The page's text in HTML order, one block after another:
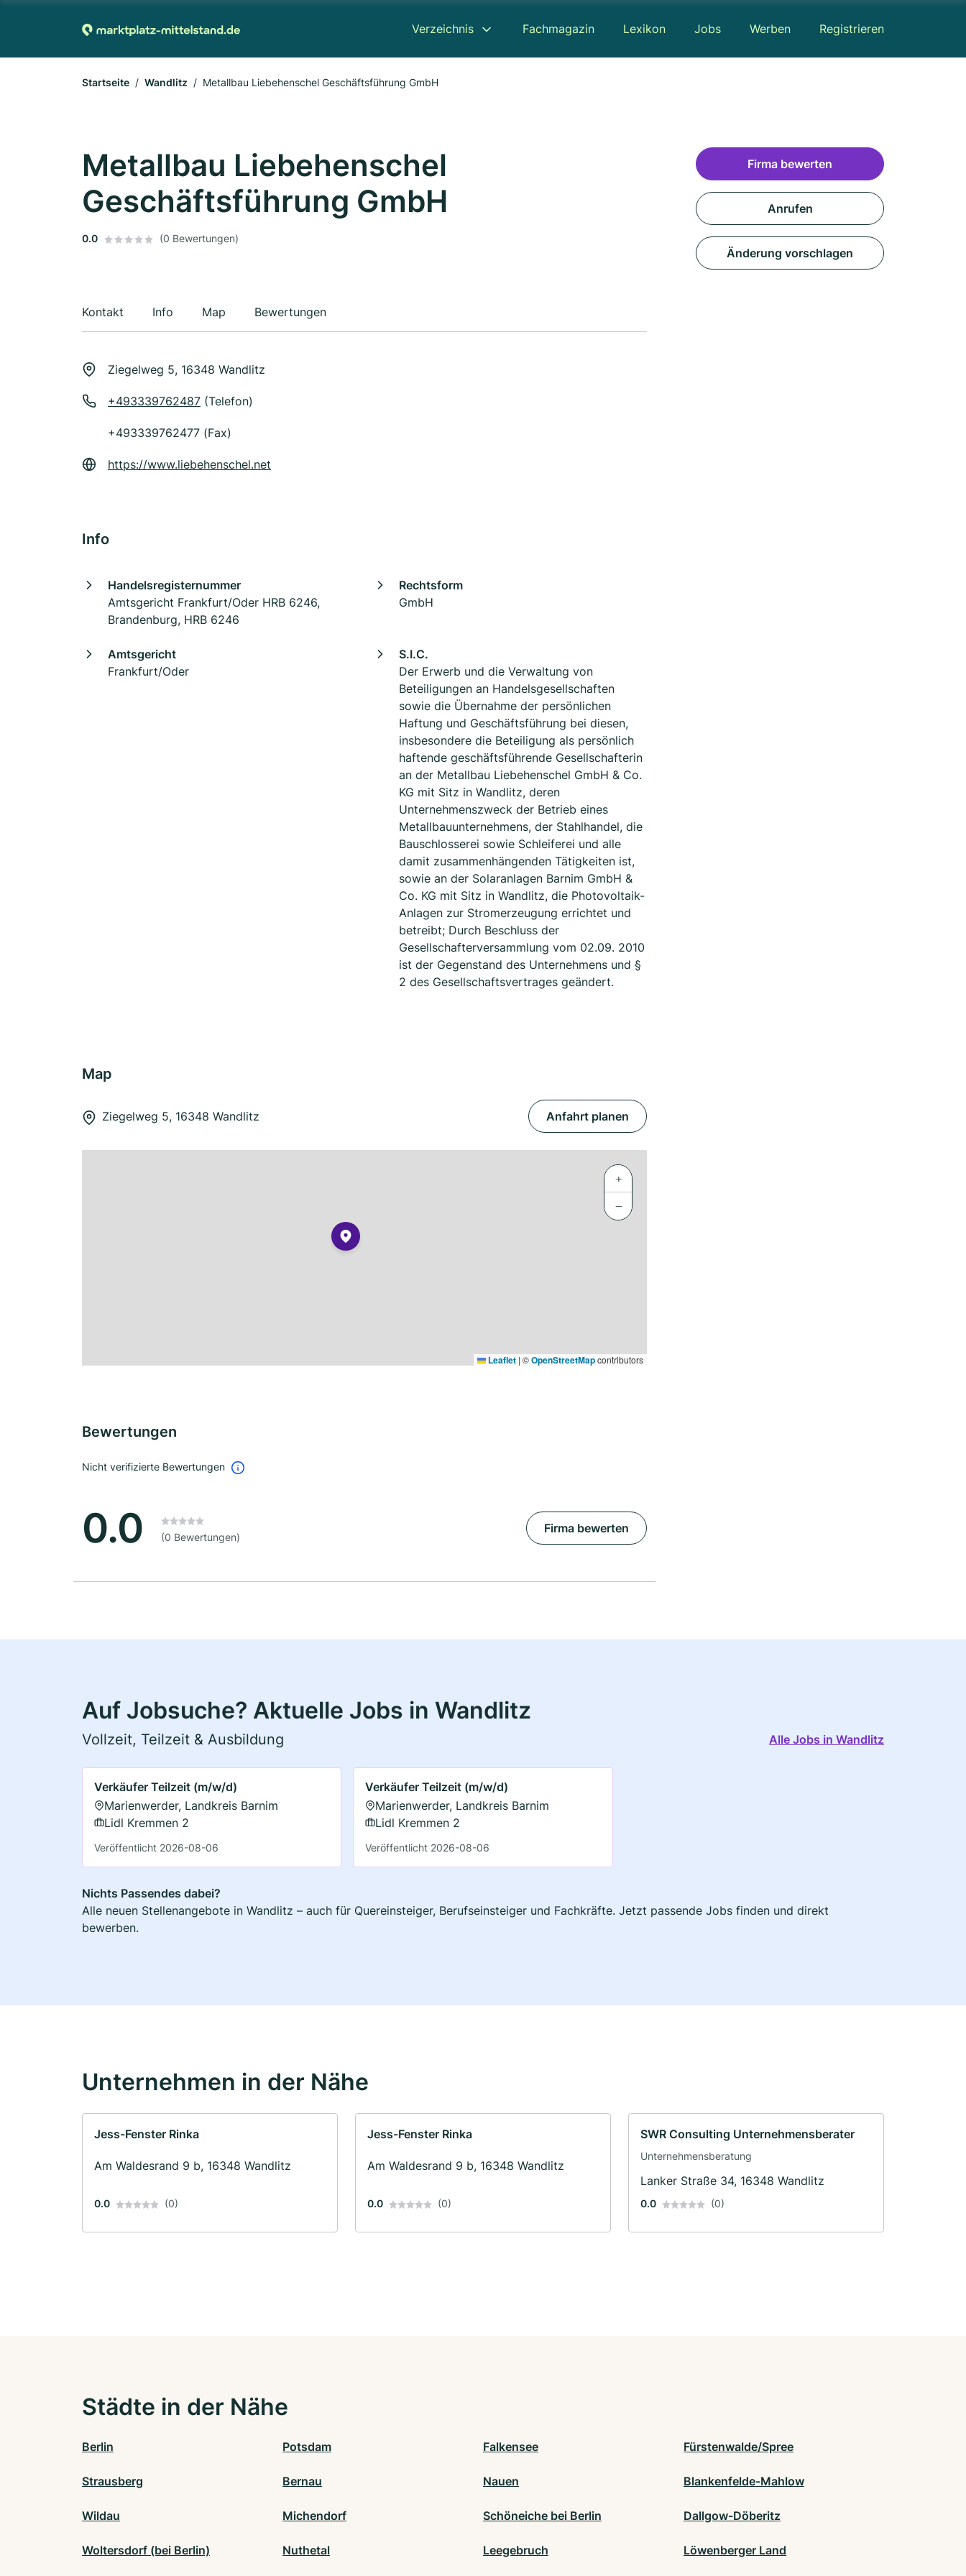
Verzeichnis Fachmagazin Lexikon Jobs Werben Registrieren
Startseite Wandlitz Metallbau Liebehenschel Geschäftsführung GmbH
Metallbau Liebehenschel
Geschäftsführung GmbH
0.0 (0 Bewertungen)
Kontakt Info Map Bewertungen
Ziegelweg 5, 16348 Wandlitz
+493339762487 (Telefon)
+493339762477 (Fax)
https://www.liebehenschel.net
Info
Handelsregisternummer
Amtsgericht Frankfurt/Oder HRB 6246,
Brandenburg, HRB 6246
Rechtsform
GmbH
Amtsgericht
Frankfurt/Oder
S.I.C.
Der Erwerb und die Verwaltung von
Beteiligungen an Handelsgesellschaften
sowie die Übernahme der persönlichen
Haftung und Geschäftsführung bei diesen,
insbesondere die Beteiligung als persönlich
haftende geschäftsführende Gesellschafterin
an der Metallbau Liebehenschel GmbH & Co.
KG mit Sitz in Wandlitz, deren
Unternehmenszweck der Betrieb eines
Metallbauunternehmens, der Stahlhandel, die
Bauschlosserei sowie Schleiferei und alle
damit zusammenhängenden Tätigkeiten ist,
sowie an der Solaranlagen Barnim GmbH &
Co. KG mit Sitz in Wandlitz, die Photovoltaik-
Anlagen zur Stromerzeugung errichtet und
betreibt; Durch Beschluss der
Gesellschafterversammlung vom 02.09. 2010
ist der Gegenstand des Unternehmens und §
2 des Gesellschaftsvertrages geändert.
Map
Ziegelweg 5, 16348 Wandlitz Anfahrt planen
+
−
Leaflet | ©OpenStreetMapcontributors
Bewertungen
Nicht verifizierte Bewertungen
0.0 (0 Bewertungen)
Firma bewerten
Firma bewerten
Anrufen
Änderung vorschlagen
Auf Jobsuche? Aktuelle Jobs in Wandlitz
Vollzeit, Teilzeit & Ausbildung Alle Jobs in Wandlitz
Verkäufer Teilzeit (m/w/d)
Marienwerder, Landkreis Barnim
Lidl Kremmen 2
Veröffentlicht 2026-08-06
Verkäufer Teilzeit (m/w/d)
Marienwerder, Landkreis Barnim
Lidl Kremmen 2
Veröffentlicht 2026-08-06
Nichts Passendes dabei?
Alle neuen Stellenangebote in Wandlitz – auch für Quereinsteiger, Berufseinsteiger und Fachkräfte. Jetzt passende Jobs finden und direkt
bewerben.
Unternehmen in der Nähe
Jess-Fenster Rinka
Am Waldesrand 9 b, 16348 Wandlitz
0.0 (0)
Jess-Fenster Rinka
Am Waldesrand 9 b, 16348 Wandlitz
0.0 (0)
SWR Consulting Unternehmensberater
Unternehmensberatung
Lanker Straße 34, 16348 Wandlitz
0.0 (0)
Städte in der Nähe
Berlin Potsdam Falkensee Fürstenwalde/Spree
Strausberg Bernau Nauen Blankenfelde-Mahlow
Wildau Michendorf Schöneiche bei Berlin Dallgow-Döberitz
Woltersdorf (bei Berlin) Nuthetal Leegebruch Löwenberger Land